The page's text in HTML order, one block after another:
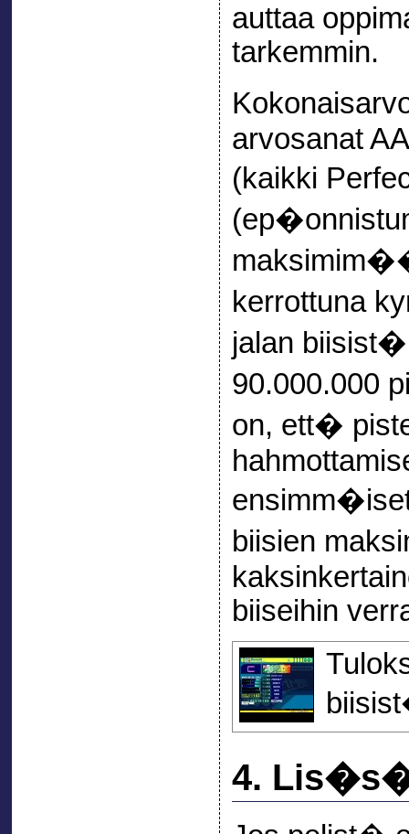
auttaa
tarkemmin.
arvosanat
(kaikki
kerrottuna
jalan
90.000.000
on, ett�
biisien
biiseihin
4.